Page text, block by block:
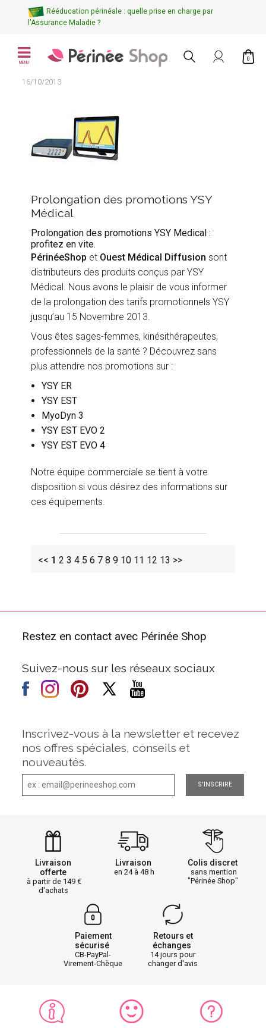
Rééducation périnéale : quelle prise en charge par
l'Assurance Maladie ?
MENU
0
16/10/2013
Prolongation des promotions YSY
Médical
Prolongation des promotions YSY Medical :
profitez en vite.
PérinéeShop et Ouest Médical Diffusion sont
distributeurs des produits conçus par YSY
Médical. Nous avons le plaisir de vous informer
de la prolongation des tarifs promotionnels YSY
jusqu’au 15 Novembre 2013.
Vous êtes sages-femmes, kinésithérapeutes,
professionnels de la santé ? Découvrez sans
plus attendre nos promotions sur :
YSY ER
YSY EST
MyoDyn 3
YSY EST EVO 2
YSY EST EVO 4
Notre équipe commerciale se tient à votre
disposition si vous désirez des informations sur
ces équipements.
<< 1 2 3 4 5 6 7 8 9 10 11 12 13 >>
Restez en contact avec Périnée Shop
Suivez-nous sur les réseaux sociaux
Inscrivez-vous à la newsletter et recevez
nos offres spéciales, conseils et
nouveautés.
S'INSCRIRE
Livraison
offerte
à partir de 149
d'achats
Livraison
en 24 à 48 h
Colis discret
sans mention
"Périnée Shop"
Paiement
sécurisé
CB-PayPal-
Virement-Chèque
Retours et
échanges
14 jours pour
changer d'avis